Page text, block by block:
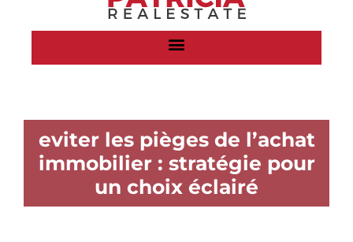
eviter les pièges de l’achat
immobilier : stratégie pour
un choix éclairé